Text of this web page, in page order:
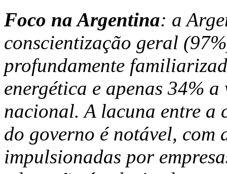
Foco na Argentina: a
conscientização geral
profundamente
energética e apenas 34%
nacional. A lacuna entre a
do governo é notável,
impulsionadas por